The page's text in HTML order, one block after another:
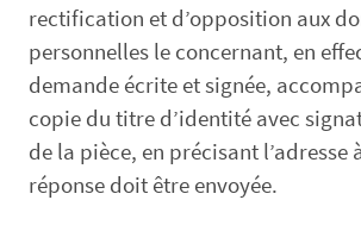
rectification et d’opposition aux
personnelles le concernant, en
demande écrite et signée,
copie du titre d’identité avec
de la pièce, en précisant l’adresse
réponse doit être envoyée.